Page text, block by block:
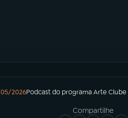
2026Podcastdo programaArte Clube
Compartilhe